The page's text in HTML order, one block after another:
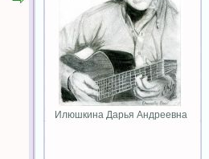
Илюшкина Дарья Андреевна